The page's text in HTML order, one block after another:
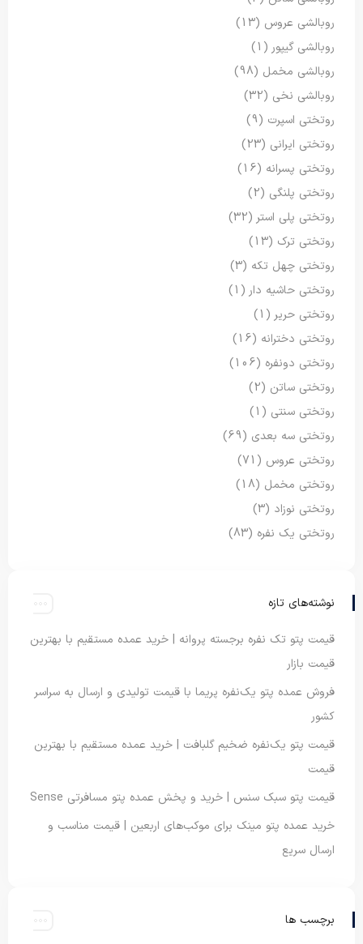
روبالشی عروس (13)
روبالشی گیپور (1)
روبالشی مخمل (98)
روبالشی نخی (32)
روتختی اسپرت (9)
روتختی ایرانی (23)
روتختی پسرانه (16)
روتختی پلنگی (2)
روتختی پلی استر (32)
روتختی ترک (13)
روتختی چهل تکه (3)
روتختی حاشیه دار (1)
روتختی حریر (1)
روتختی دخترانه (16)
روتختی دونفره (106)
روتختی ساتن (2)
روتختی سنتی (1)
روتختی سه بعدی (69)
روتختی عروس (71)
روتختی مخمل (18)
روتختی نوزاد (3)
روتختی یک نفره (83)
نوشته‌های تازه
قیمت پتو تک نفره برجسته پروانه | خرید عمده مستقیم با بهترین
قیمت بازار
فروش عمده پتو یک‌نفره پریما با قیمت تولیدی و ارسال به سراسر
کشور
قیمت پتو یک‌نفره ضخیم گلبافت | خرید عمده مستقیم با بهترین
قیمت
قیمت پتو سبک سنس | خرید و پخش عمده پتو مسافرتی Sense
خرید عمده پتو مینک برای موکب‌های اربعین | قیمت مناسب و
ارسال سریع
برچسب ها